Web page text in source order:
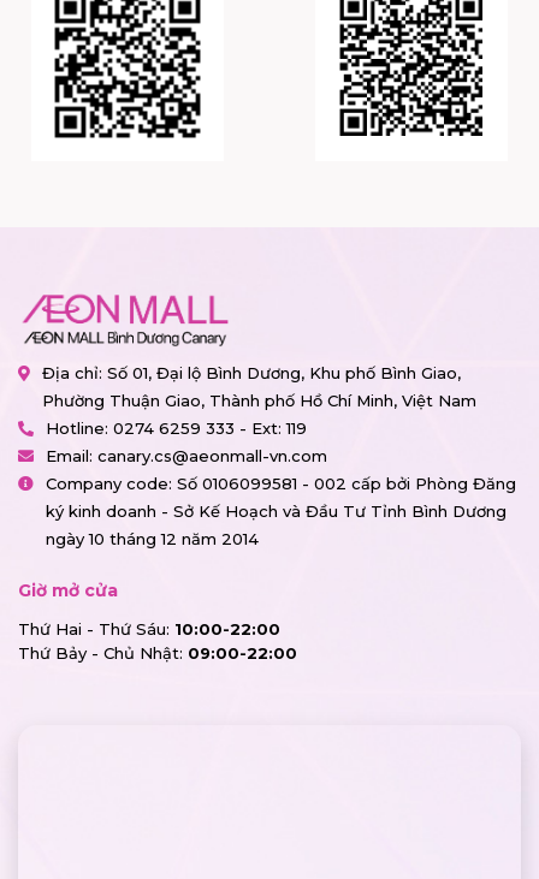
Địa chỉ: Số 01, Đại lộ Bình Dương, Khu phố Bình Giao,
Phường Thuận Giao, Thành phố Hồ Chí Minh, Việt Nam
Hotline: 0274 6259 333 - Ext: 119
Email: canary.cs@aeonmall-vn.com
Company code: Số 0106099581 - 002 cấp bởi Phòng Đăng
ký kinh doanh - Sở Kế Hoạch và Đầu Tư Tỉnh Bình Dương
ngày 10 tháng 12 năm 2014
Giờ mở cửa
Thứ Hai - Thứ Sáu: 10:00-22:00
Thứ Bảy - Chủ Nhật: 09:00-22:00